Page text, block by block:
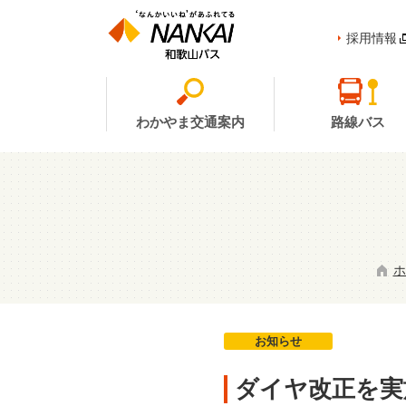
採用情報
わかやま交通案内 路線バス
お知らせ
ダイヤ改正を